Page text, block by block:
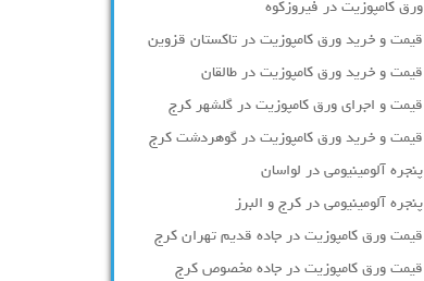
ورق کامپوزیت در فیروزکوه
قیمت و خرید ورق کامپوزیت در تاکستان قزوین
قیمت و خرید ورق کامپوزیت در طالقان
قیمت و اجرای ورق کامپوزیت در گلشهر کرج
قیمت و خرید ورق کامپوزیت در گوهردشت کرج
پنجره آلومینیومی در لواسان
پنجره آلومینیومی در کرج و البرز
قیمت ورق کامپوزیت در جاده قدیم تهران کرج
قیمت ورق کامپوزیت در جاده مخصوص کرج